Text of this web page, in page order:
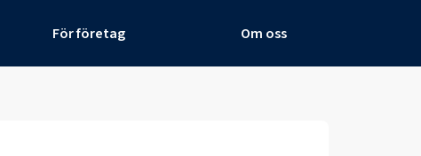
För företag Om oss